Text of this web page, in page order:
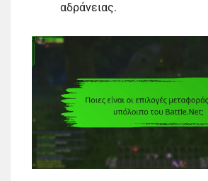
αδράνειας.